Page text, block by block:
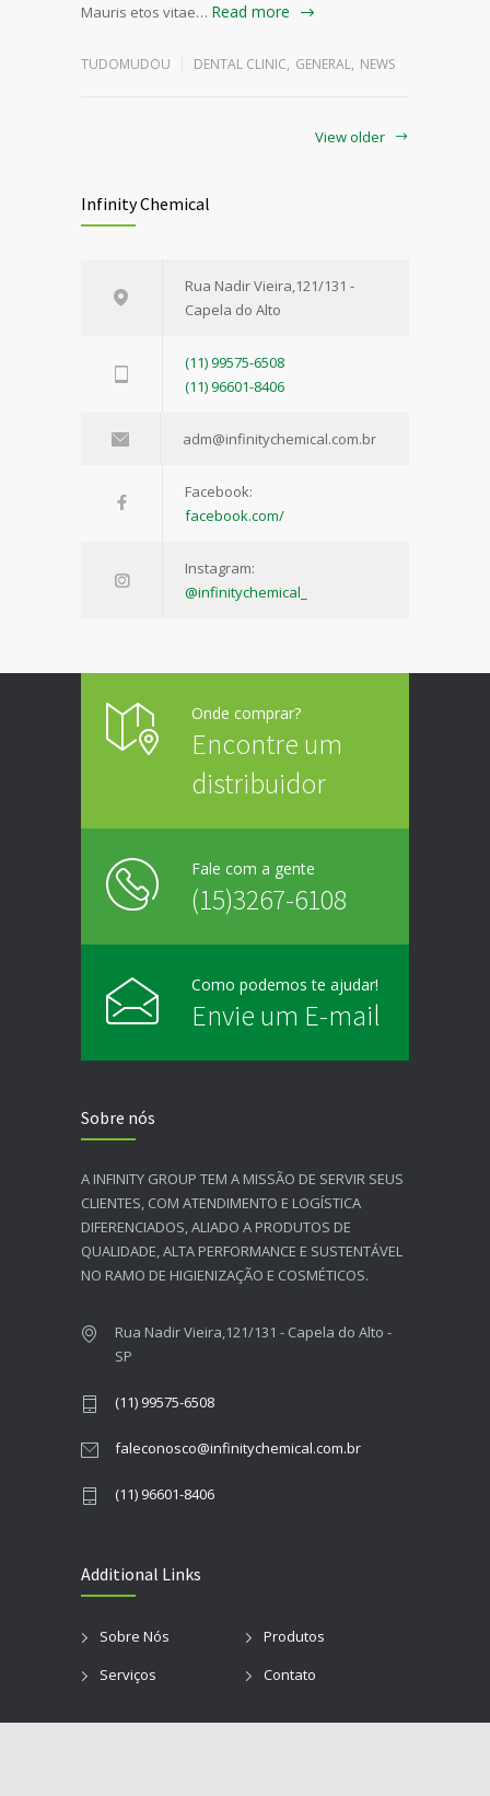
Mauris etos vitae… Read more
TUDOMUDOU DENTAL CLINIC, GENERAL, NEWS
View older
Infinity Chemical
Rua Nadir Vieira,121/131 -
Capela do Alto
(11) 99575-6508
(11) 96601-8406
adm@infinitychemical.com.br
Facebook:
facebook.com/
Instagram:
@infinitychemical_
Onde comprar?
Encontre um
distribuidor
Fale com a gente
(15)3267-6108
Como podemos te ajudar!
Envie um E-mail
Sobre nós
A INFINITY GROUP TEM A MISSÃO DE SERVIR SEUS
CLIENTES, COM ATENDIMENTO E LOGÍSTICA
DIFERENCIADOS, ALIADO A PRODUTOS DE
QUALIDADE, ALTA PERFORMANCE E SUSTENTÁVEL
NO RAMO DE HIGIENIZAÇÃO E COSMÉTICOS.​
Rua Nadir Vieira,121/131 - Capela do Alto -
SP
(11) 99575-6508
faleconosco@infinitychemical.com.br
(11) 96601-8406
Additional Links
Sobre Nós
Produtos
Serviços
Contato